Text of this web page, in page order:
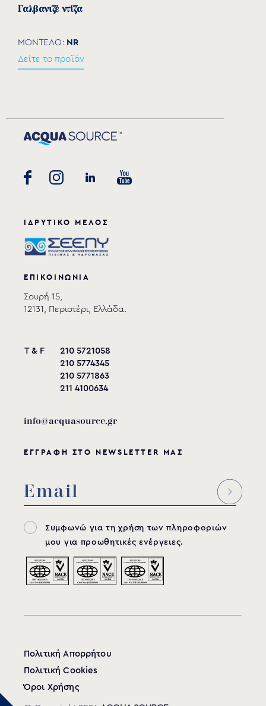
Γαλβανιζέ ντίζα
ΜΟΝΤΕΛΟ: NR
Δείτε το προϊόν
ΙΔΡΥΤΙΚΟ ΜΕΛΟΣ
ΕΠΙΚΟΙΝΩΝΙΑ
Σουρή 15,
12131, Περιστέρι, Ελλάδα.
T & F
210 5721058
210 5774345
210 5771863
211 4100634
info@acquasource.gr
ΕΓΓΡΑΦΗ ΣΤΟ NEWSLETTER ΜΑΣ
Συμφωνώ για τη χρήση των πληροφοριών
μου για προωθητικές ενέργειες.
Πολιτική Απορρήτου
Πολιτική Cookies
Όροι Χρήσης